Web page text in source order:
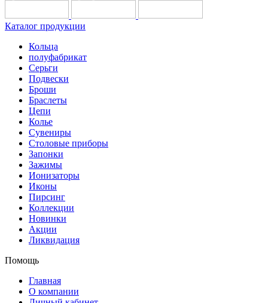
Каталог продукции
Кольца
полуфабрикат
Серьги
Подвески
Броши
Браслеты
Цепи
Колье
Сувениры
Столовые приборы
Запонки
Зажимы
Ионизаторы
Иконы
Пирсинг
Коллекции
Новинки
Акции
Ликвидация
Помощь
Главная
О компании